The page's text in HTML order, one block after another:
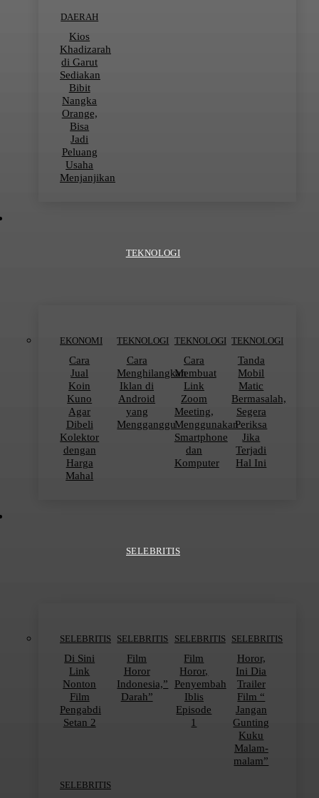
DAERAH
Kios
Khadizarah
di Garut
Sediakan
Bibit
Nangka
Orange,
Bisa
Jadi
Peluang
Usaha
Menjanjikan
TEKNOLOGI
EKONOMI
Cara
Jual
Koin
Kuno
Agar
Dibeli
Kolektor
dengan
Harga
Mahal
TEKNOLOGI
Cara
Menghilangkan
Iklan di
Android
yang
Mengganggu
TEKNOLOGI
Cara
Membuat
Link
Zoom
Meeting,
Menggunakan
Smartphone
dan
Komputer
TEKNOLOGI
Tanda
Mobil
Matic
Bermasalah,
Segera
Periksa
Jika
Terjadi
Hal Ini
SELEBRITIS
SELEBRITIS
Di Sini
Link
Nonton
Film
Pengabdi
Setan 2
SELEBRITIS
Film
Horor
Indonesia,”
Darah”
SELEBRITIS
Film
Horor,
Penyembah
Iblis
Episode
1
SELEBRITIS
Horor,
Ini Dia
Trailer
Film “
Jangan
Gunting
Kuku
Malam-
malam”
SELEBRITIS